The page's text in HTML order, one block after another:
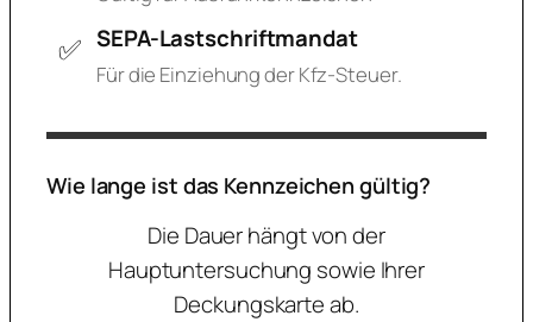
SEPA-Lastschriftmandat
Für die Einziehung der Kfz-Steuer.
Wie lange ist das Kennzeichen gültig?
Die Dauer hängt von der
Hauptuntersuchung sowie Ihrer
Deckungskarte ab.